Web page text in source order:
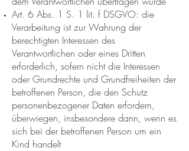
Art. 6 Abs. 1 S. 1 lit. f DSGVO: die
Verarbeitung ist zur Wahrung der
berechtigten Interessen des
Verantwortlichen oder eines Dritten
erforderlich, sofern nicht die Interessen
oder Grundrechte und Grundfreiheiten der
betroffenen Person, die den Schutz
personenbezogener Daten erfordern,
überwiegen, insbesondere dann, wenn es
sich bei der betroffenen Person um ein
Kind handelt